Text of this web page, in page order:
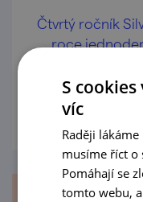
Čtvrtý ročník
roce
pohodovou
S
víc
Raději
musíme říct o
Pomáhají se
tomto webu,